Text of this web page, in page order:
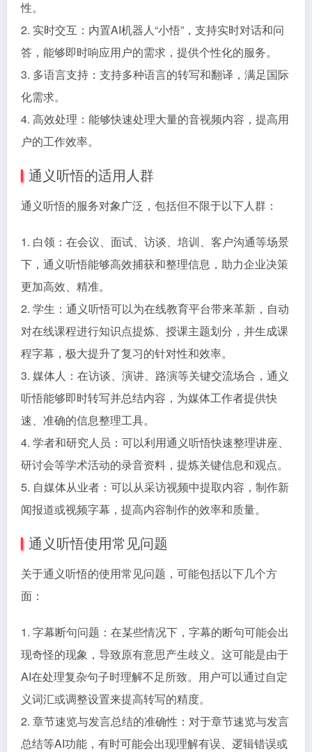
性。
2. 实时交互：内置AI机器人“小悟”，支持实时对话和问
答，能够即时响应用户的需求，提供个性化的服务。
3. 多语言支持：支持多种语言的转写和翻译，满足国际
化需求。
4. 高效处理：能够快速处理大量的音视频内容，提高用
户的工作效率。
通义听悟的适用人群
通义听悟的服务对象广泛，包括但不限于以下人群：
1. 白领：在会议、面试、访谈、培训、客户沟通等场景
下，通义听悟能够高效捕获和整理信息，助力企业决策
更加高效、精准。
2. 学生：通义听悟可以为在线教育平台带来革新，自动
对在线课程进行知识点提炼、授课主题划分，并生成课
程字幕，极大提升了复习的针对性和效率。
3. 媒体人：在访谈、演讲、路演等关键交流场合，通义
听悟能够即时转写并总结内容，为媒体工作者提供快
速、准确的信息整理工具。
4. 学者和研究人员：可以利用通义听悟快速整理讲座、
研讨会等学术活动的录音资料，提炼关键信息和观点。
5. 自媒体从业者：可以从采访视频中提取内容，制作新
闻报道或视频字幕，提高内容制作的效率和质量。
通义听悟使用常见问题
关于通义听悟的使用常见问题，可能包括以下几个方
面：
1. 字幕断句问题：在某些情况下，字幕的断句可能会出
现奇怪的现象，导致原有意思产生歧义。这可能是由于
AI在处理复杂句子时理解不足所致。用户可以通过自定
义词汇或调整设置来提高转写的精度。
2. 章节速览与发言总结的准确性：对于章节速览与发言
总结等AI功能，有时可能会出现理解有误、逻辑错误或